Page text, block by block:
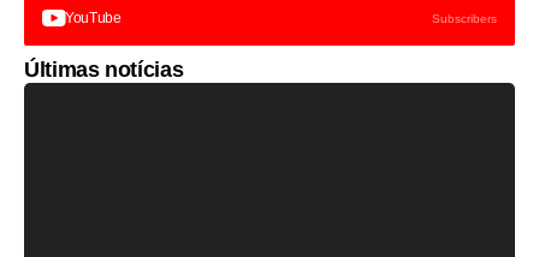
YouTube Subscribers
Últimas notícias